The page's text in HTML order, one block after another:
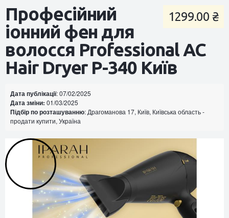
1299.00 ₴
Професійний
іонний фен для
волосся Professional AC
Hair Dryer P-340 Київ
Дата публікації: 07/02/2025
Дата зміни: 01/03/2025
Підбір по розташуванню: Драгоманова 17, Київ, Київська область -
продати купити, Україна